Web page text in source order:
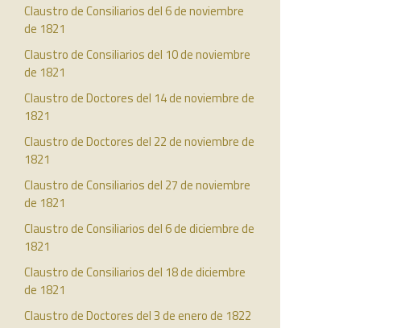
Claustro de Consiliarios del 6 de noviembre
de 1821
Claustro de Consiliarios del 10 de noviembre
de 1821
Claustro de Doctores del 14 de noviembre de
1821
Claustro de Doctores del 22 de noviembre de
1821
Claustro de Consiliarios del 27 de noviembre
de 1821
Claustro de Consiliarios del 6 de diciembre de
1821
Claustro de Consiliarios del 18 de diciembre
de 1821
Claustro de Doctores del 3 de enero de 1822